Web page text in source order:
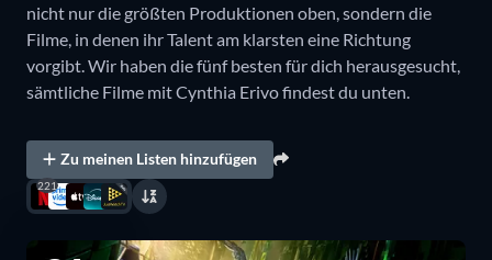
nicht nur die größten Produktionen oben, sondern die
Filme, in denen ihr Talent am klarsten eine Richtung
vorgibt. Wir haben die fünf besten für dich herausgesucht,
sämtliche Filme mit Cynthia Erivo findest du unten.
Zu meinen Listen hinzufügen
221